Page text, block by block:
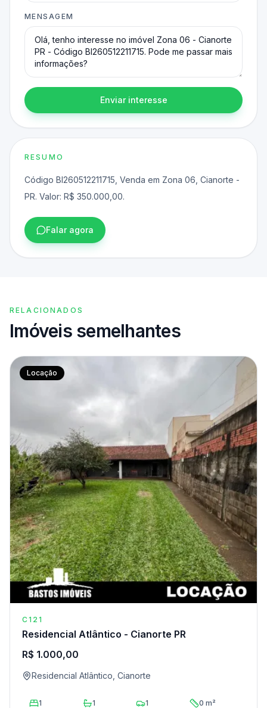
MENSAGEM
Enviar interesse
RESUMO
Código BI260512211715, Venda em Zona 06, Cianorte -
PR. Valor: R$ 350.000,00.
Falar agora
RELACIONADOS
Imóveis semelhantes
Locação
C121
Residencial Atlântico - Cianorte PR
R$ 1.000,00
Residencial Atlântico, Cianorte
1 1 1 0 m²